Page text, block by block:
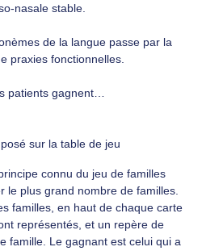
nasale stable.
de la langue passe par la
praxies fonctionnelles.
patients gagnent…
sur la table de jeu
connu du jeu de familles
le plus grand nombre de familles.
familles, en haut de chaque carte
représentés, et un repère de
famille. Le gagnant est celui qui a